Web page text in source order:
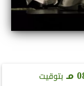
بتوقيت